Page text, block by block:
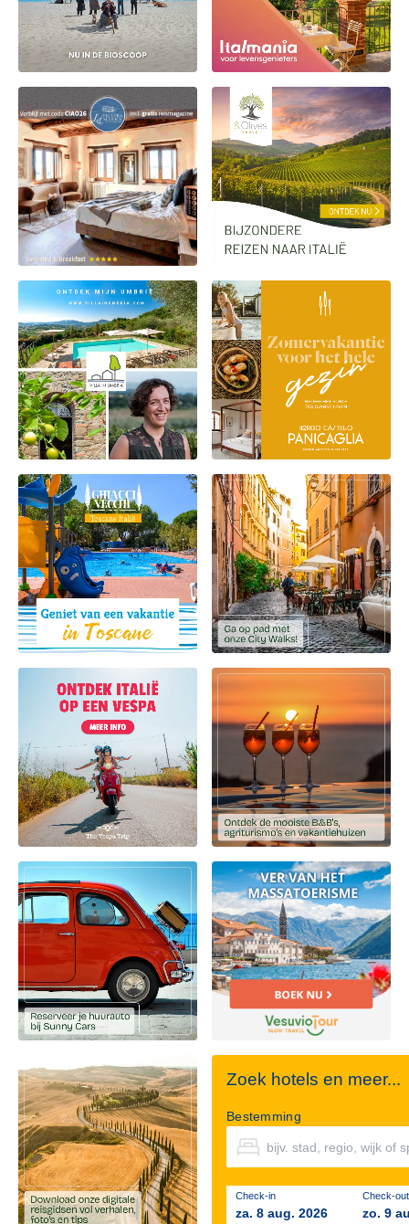
Zoek hotels en meer...
Bestemming
Check-in
za. 8 aug. 2026
Check-out
zo. 9